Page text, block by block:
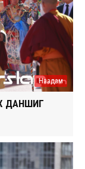
Наадам
ДАНШИГ